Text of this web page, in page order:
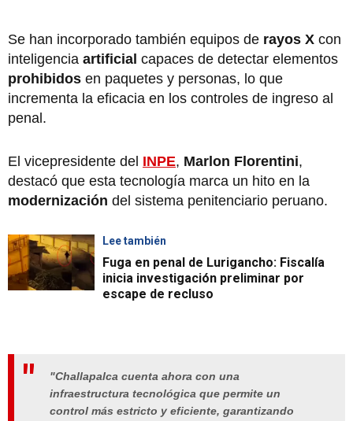
Se han incorporado también equipos de rayos X con
inteligencia artificial capaces de detectar elementos
prohibidos en paquetes y personas, lo que
incrementa la eficacia en los controles de ingreso al
penal.
El vicepresidente del INPE, Marlon Florentini,
destacó que esta tecnología marca un hito en la
modernización del sistema penitenciario peruano.
Lee también
Fuga en penal de Lurigancho: Fiscalía
inicia investigación preliminar por
escape de recluso
"Challapalca cuenta ahora con una
infraestructura tecnológica que permite un
control más estricto y eficiente, garantizando